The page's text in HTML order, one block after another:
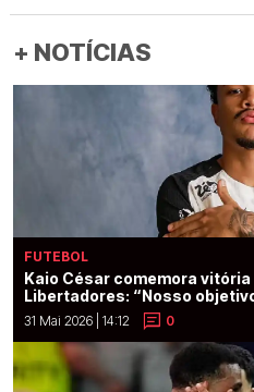
+ NOTÍCIAS
FUTEBOL
Kaio César comemora
Libertadores: “Nosso
31 Mai 2026 | 14:12 0